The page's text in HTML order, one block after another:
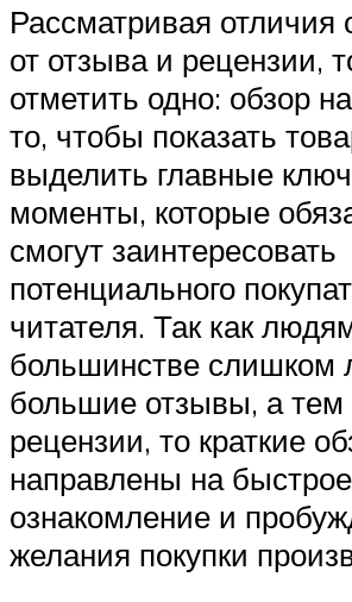
Рассматривая отличия
от отзыва и рецензии,
отметить одно: обзор
то, чтобы показать
выделить главные
моменты, которые
смогут заинтересовать
потенциального
читателя. Так как
большинстве слишком
большие отзывы, а тем
рецензии, то краткие
направлены на быстрое
ознакомление и
желания покупки